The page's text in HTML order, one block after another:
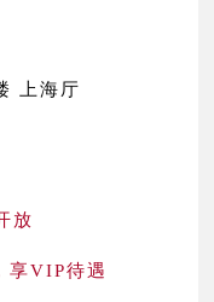
上海厅
放
享VIP待遇